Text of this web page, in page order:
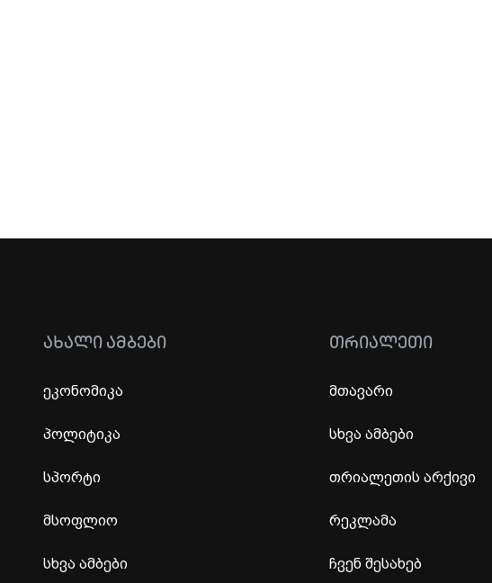
ᲐᲮᲐᲚᲘ ᲐᲛᲑᲔᲑᲘ
ეკონომიკა
პოლიტიკა
სპორტი
მსოფლიო
სხვა ამბები
ᲗᲠᲘᲐᲚᲔᲗᲘ
მთავარი
სხვა ამბები
თრიალეთის არქივი
რეკლამა
ჩვენ შესახებ